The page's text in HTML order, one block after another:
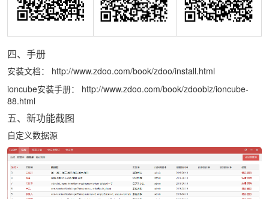
四、手册
安装文档： http://www.zdoo.com/book/zdoo/install.html
ioncube安装手册： http://www.zdoo.com/book/zdoobiz/ioncube-
88.html
五、新功能截图
自定义数据源